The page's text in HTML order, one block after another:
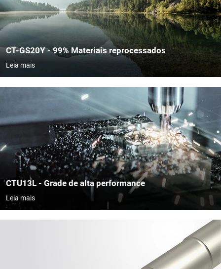
​​CT-GS20Y - 99% Materiais reprocessados
Leia mais
CTU13L - Grade de alta performance
Leia mais